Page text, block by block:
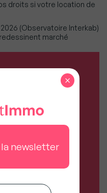
droits si votre location de
(Observatoire Interkab)
marché
?
mobile
facilement
newsletter
×